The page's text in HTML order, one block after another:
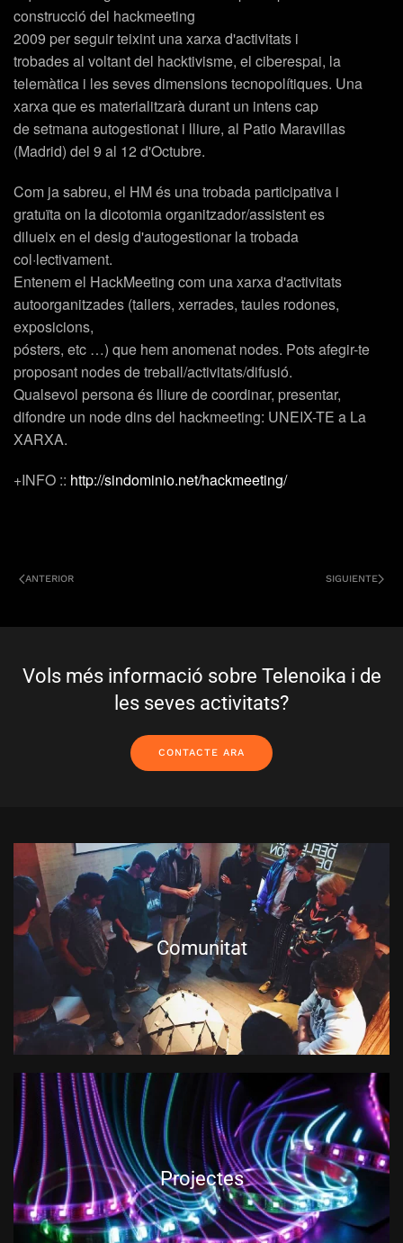
construcció del hackmeeting
2009 per seguir teixint una xarxa d'activitats i
trobades al voltant del hacktivisme, el ciberespai, la
telemàtica i les seves dimensions tecnopolítiques. Una
xarxa que es materialitzarà durant un intens cap
de setmana autogestionat i lliure, al Patio Maravillas
(Madrid) del 9 al 12 d'Octubre.
Com ja sabreu, el HM és una trobada participativa i
gratuïta on la dicotomia organitzador/assistent es
dilueix en el desig d'autogestionar la trobada
col·lectivament.
Entenem el HackMeeting com una xarxa d'activitats
autoorganitzades (tallers, xerrades, taules rodones,
exposicions,
pósters, etc …) que hem anomenat nodes. Pots afegir-te
proposant nodes de treball/activitats/difusió.
Qualsevol persona és lliure de coordinar, presentar,
difondre un node dins del hackmeeting: UNEIX-TE a La
XARXA.
+INFO :: http://sindominio.net/hackmeeting/
ANTERIOR SIGUIENTE
Vols més informació sobre Telenoika i de
les seves activitats?
CONTACTE ARA
Comunitat
Projectes